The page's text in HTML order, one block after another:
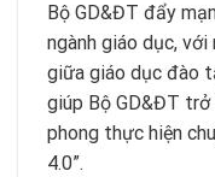
Bộ GD&ĐT đẩy
ngành giáo dục,
giữa giáo dục đào
giúp Bộ GD&ĐT
phong thực hiện
4.0”.